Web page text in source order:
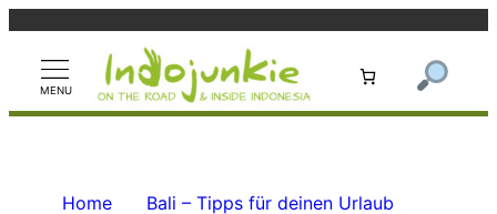
springen
Home
Bali – Tipps für deinen Urlaub